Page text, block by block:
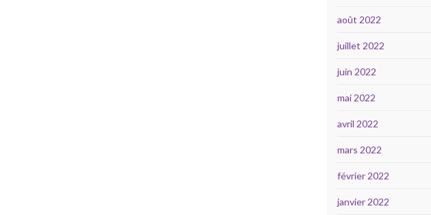
août 2022
juillet 2022
juin 2022
mai 2022
avril 2022
mars 2022
février 2022
janvier 2022